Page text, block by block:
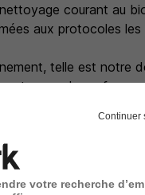
courant au
aux protocoles les
telle est notre
termes de
nous nous inscrivons
diversité et de lutte
sur nos
Continuer
votre recherche